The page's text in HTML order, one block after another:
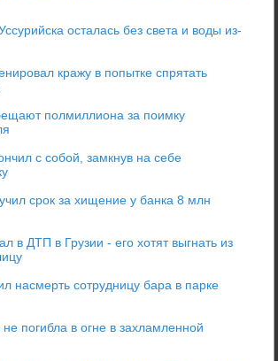
осталась без света и воды из-
кражу в попытке спрятать
полмиллиона за поимку
с собой, замкнув на себе
срок за хищение у банка 8 млн
в ДТП в Грузии - его хотят выгнать из
насмерть сотрудницу бара в парке
не погибла в огне в захламленной